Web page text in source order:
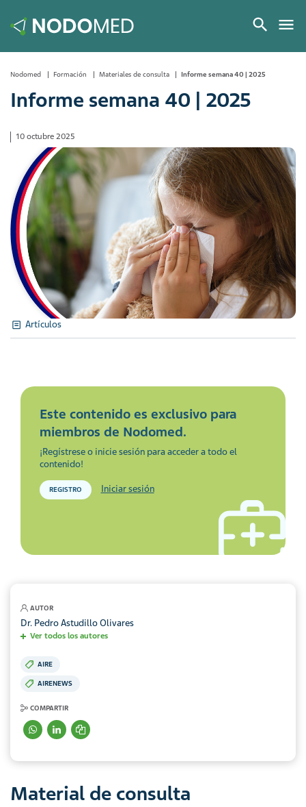
Nodomed Formación Materiales de consulta Informe semana 40 | 2025
Informe semana 40 | 2025
10 octubre 2025
Artículos
AUTOR
Dr. Pedro Astudillo Olivares
Ver todos los autores
AIRE
AIRENEWS
COMPARTIR
Este contenido es exclusivo para
miembros de Nodomed.
¡Regístrese o inicie sesión para acceder a todo el
contenido!
REGISTRO Iniciar sesión
Material de consulta